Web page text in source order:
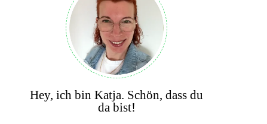
Hey, ich bin Katja. Schön, dass du
da bist!